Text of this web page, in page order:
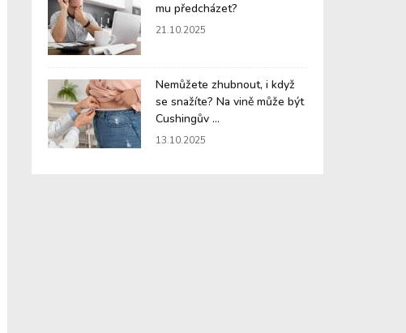
mu předcházet?
21.10.2025
Nemůžete zhubnout, i když
se snažíte? Na vině může být
Cushingův ...
13.10.2025